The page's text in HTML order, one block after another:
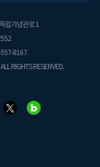
립기념관로 1
8167.
RIGHTS RESERVED.